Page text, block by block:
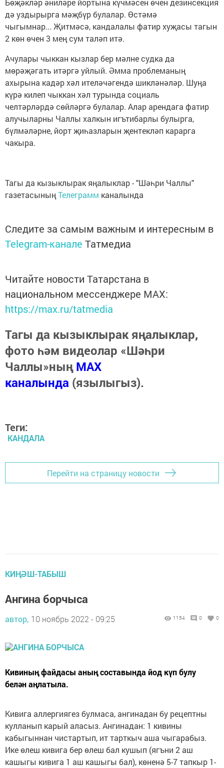
Бөҗәкләр әниләре йортына күчмәсен өчен дезинсекция
дә уздырырга мәҗбүр булалар. Өстәмә
чыгымнар... Җитмәсә, кандалалы фатир хуҗасы тагын
2 көн өчен 3 мең сум таләп итә.
Ачулары чыккан кызлар бер мәлне судка да
мөрәҗәгать итәргә уйлый. Әмма проблеманың
ахырына кадәр хәл ителәчәгендә шикләнәләр. Шуңа
күрә килеп чыккан хәл турында социаль
челтәрләрдә сөйләргә булалар. Алар арендага фатир
алучыларны Чаллы халкын игътибарлы булырга,
бүлмәләрне, йорт җиһазларын җентекләп карарга
чакыра.
Тагы да кызыклырак яңалыклар - "Шәһри Чаллы"
газетасының Телеграмм каналында
Следите за самым важным и интересным в
Telegram-канале Татмедиа
Читайте новости Татарстана в
национальном мессенджере MАХ:
https://max.ru/tatmedia
Тагы да кызыклырак яңалыклар,
фото һәм видеолар «Шәһри
Чаллы»ныңMAX
каналында (язылыгыз).
Теги:
КАНДАЛА
Перейти на страницу новости
КИҢӘШ-ТАБЫШ
Ангина борчыса
автор, 10 ноябрь 2022 - 09:25 1154 0 0
Кивиның файдасы аның составында йод күп булу
белән аңлатыла.
Кивига аллергиягез булмаса, ангинадан бу рецептны
кулланып карый аласыз. Ангинадан: 1 кивины
кабыгыннан чистартып, ит тарткыч аша чыгарабыз.
Ике өлеш кивига бер өлеш бал кушып (ягъни 2 аш
кашыгы кивига 1 аш кашыгы бал), көненә 5-7 тапкыр 1-